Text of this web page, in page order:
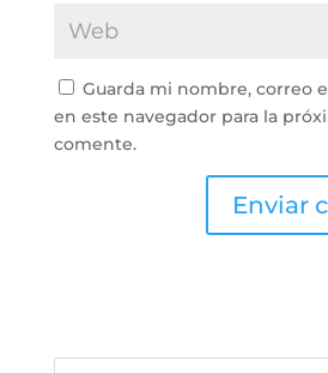
Guarda mi nombre, correo
en este navegador para la
comente.